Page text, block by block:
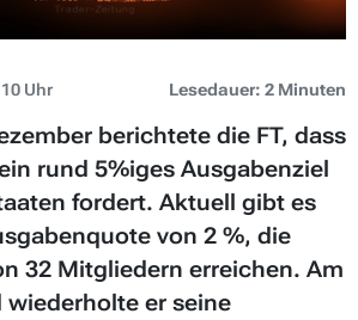
Uhr
Lesedauer: 2 Minuten
berichtete die FT, dass
rund 5%iges Ausgabenziel
fordert. Aktuell gibt es
von 2 %, die
32 Mitgliedern erreichen. Am
wiederholte er seine